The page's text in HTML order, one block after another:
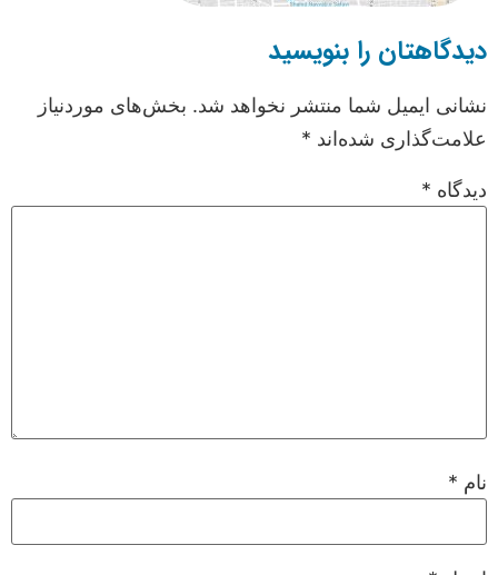
دیدگاهتان را بنویسید
نشانی ایمیل شما منتشر نخواهد شد. بخش‌های موردنیاز
علامت‌گذاری شده‌اند *
دیدگاه *
نام *